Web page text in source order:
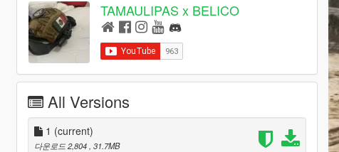
TAMAULIPAS x BELICO
All Versions
1 (current)
다운로드 2,804 , 31.7MB